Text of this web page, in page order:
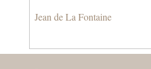
Jean de La Fontaine